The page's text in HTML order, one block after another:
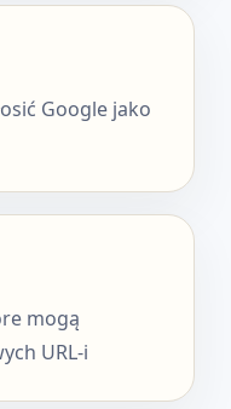
Google jako
mogą
URL-i